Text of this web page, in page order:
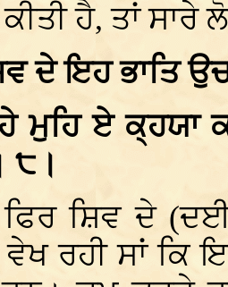
ਕੀਤੀ ਹੈ, ਤਾਂ
ਦੇ ਇਹ ਭਾਤਿ
ਮੁਹਿ ਏ ਕ੍ਹਯਾ
੮।
ਸ਼ਿਵ ਦੇ
ਵੇਖ ਰਹੀ ਸਾਂ